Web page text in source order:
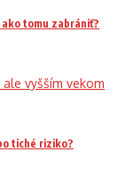
ako tomu zabrániť?
tiché riziko?